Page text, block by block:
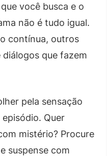
você busca e o
não é tudo igual.
contínua, outros
que fazem
pela sensação
Quer
mistério? Procure
suspense com